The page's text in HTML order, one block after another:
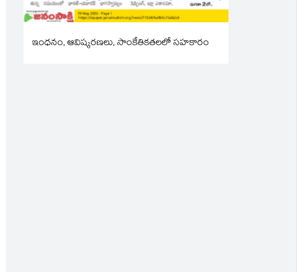
ఇంధనం, ఆవిష్కరణలు, సాంకేతికతలలో సహకారం